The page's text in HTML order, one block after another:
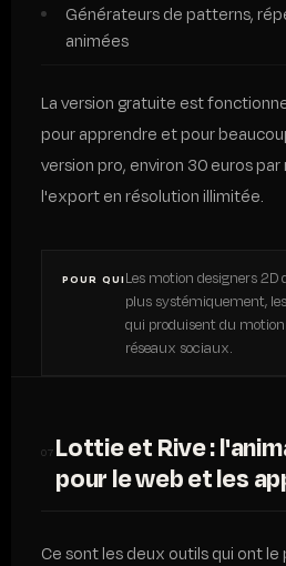
Générateurs de patterns,
animées
La version gratuite est
pour apprendre et pour
version pro, environ 30 euros
l'export en résolution illimitée.
POUR QUI Les motion designers
plus systémiquement,
qui produisent du
réseaux sociaux.
07 Lottie et Rive :
pour le web et les
Ce sont les deux outils qui ont le